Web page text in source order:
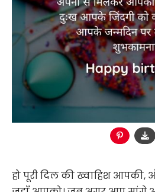
हो पूरी दिल की ख्वाहिश आपकी,